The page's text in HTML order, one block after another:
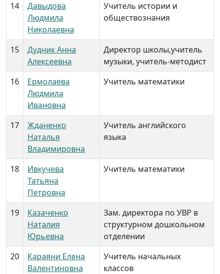
14
Давыдова
Людмила
Николаевна
Учитель истории и
обществознания
15
Дудник Анна
Алексеевна
Директор школы,учитель
музыки, учитель-методист
16
Ермолаева
Людмила
Ивановна
Учитель математики
17
Жданенко
Наталья
Владимировна
Учитель английского
языка
18
Ивкучева
Татьяна
Петровна
Учитель математики
19
Казаченко
Наталия
Юрьевна
Зам. директора по УВР в
структурном дошкольном
отделении
20
Караяни Елена
Валентиновна
Учитель начальных
классов